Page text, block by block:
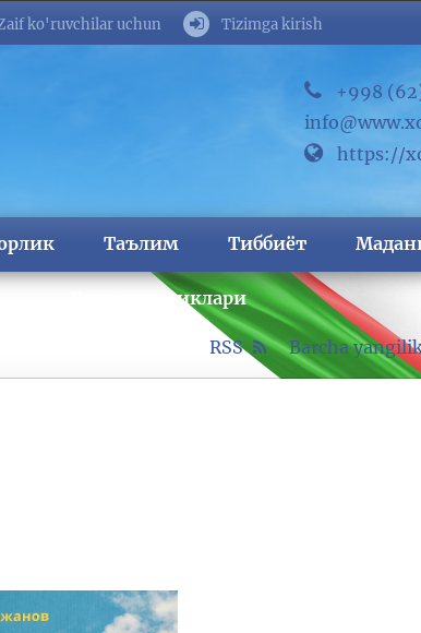
ko'ruvchilar uchun Tizimga kirish
+998
https://
Таълим Тиббиёт
Воҳа янгиликлари
Barcha
RSS